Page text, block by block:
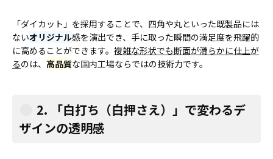
「ダイカット」を採用することで、四角や丸といった既製品には
ないオリジナル感を演出でき、手に取った瞬間の満足度を飛躍的
に高めることができます。 複雑な形状でも断面が滑らかに仕上が
るのは、 高品質な国内工場ならではの技術力です。
2. 「白打ち（白押さえ）」で変わるデ
ザインの透明感